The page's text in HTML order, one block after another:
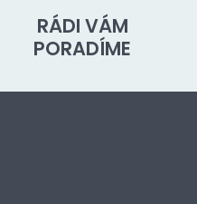
RÁDI VÁM
PORADÍME